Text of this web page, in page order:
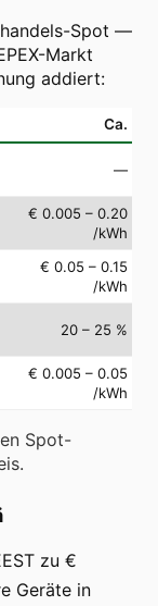
Spot —
Markt
addiert:
Ca.
—
€ 0.005 – 0.20
/kWh
€ 0.05 – 0.15
/kWh
20 – 25 %
€ 0.005 – 0.05
/kWh
Spot-
zu €
Geräte in